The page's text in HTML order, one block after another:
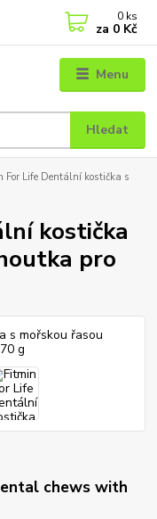
Menu
Hledat
0 ks
za 0 Kč
For Life Dentální kostička s
kostička
pro
chews with